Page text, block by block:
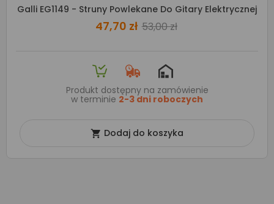
Galli EG1149 - Struny Powlekane Do Gitary Elektrycznej
47,70 zł 53,00 zł
Produkt dostępny na zamówienie
w terminie 2-3 dni roboczych
 Dodaj do koszyka